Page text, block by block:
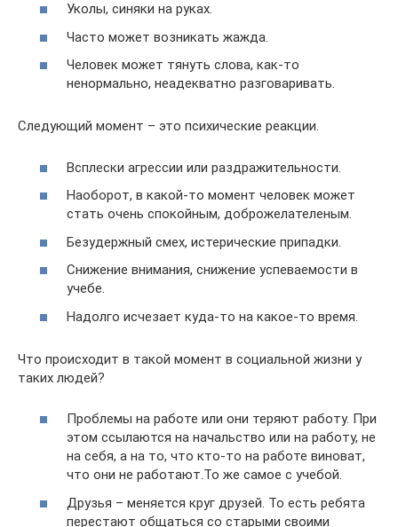
Уколы, синяки на руках.
Часто может возникать жажда.
Человек может тянуть слова, как-то
ненормально, неадекватно разговаривать.
Следующий момент – это психические реакции.
Всплески агрессии или раздражительности.
Наоборот, в какой-то момент человек может
стать очень спокойным, доброжелателеным.
Безудержный смех, истерические припадки.
Снижение внимания, снижение успеваемости в
учебе.
Надолго исчезает куда-то на какое-то время.
Что происходит в такой момент в социальной жизни у
таких людей?
Проблемы на работе или они теряют работу. При
этом ссылаются на начальство или на работу, не
на себя, а на то, что кто-то на работе виноват,
что они не работают.То же самое с учебой.
Друзья – меняется круг друзей. То есть ребята
перестают общаться со старыми своими